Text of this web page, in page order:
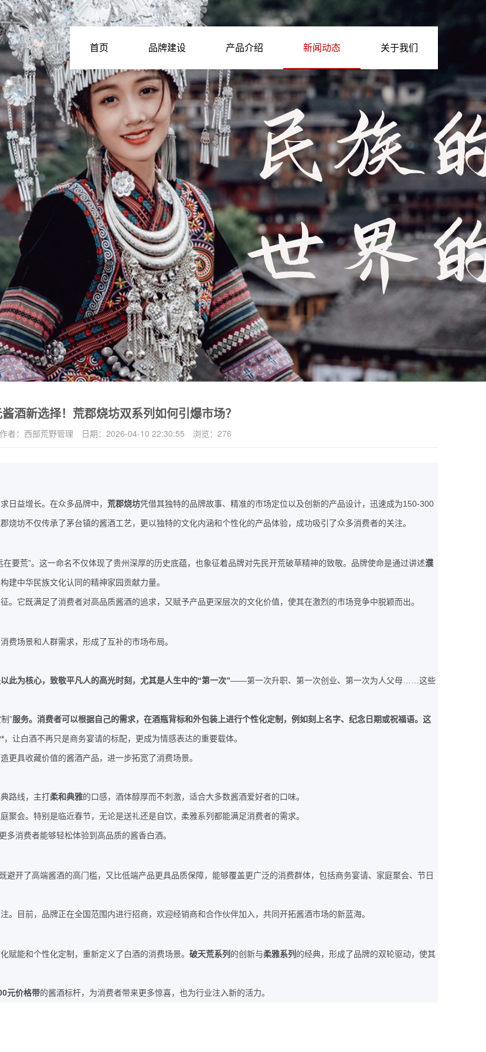
首页 品牌建设 产品介绍 新闻动态 关于我们
酒新选择！荒郡烧坊双系列如何引爆市场？
作者： 西部荒野管理 日期： 2026-04-10 22:30:55 浏览： 276
日益增长。在众多品牌中， 荒郡烧坊凭借其独特的品牌故事、精准的市场定位以及创新的产品设计，迅速成为150-300
坊不仅传承了茅台镇的酱酒工艺，更以独特的文化内涵和个性化的产品体验，成功吸引了众多消费者的关注。
在要荒”。这一命名不仅体现了贵州深厚的历史底蕴，也象征着品牌对先民开荒破草精神的致敬。品牌使命是通过讲述濮
建中华民族文化认同的精神家园贡献力量。
它既满足了消费者对高品质酱酒的追求，又赋予产品更深层次的文化价值，使其在激烈的市场竞争中脱颖而出。
费场景和人群需求，形成了互补的市场布局。
此为核心，致敬平凡人的高光时刻，尤其是人生中的“第一次”——第一次升职、第一次创业、第一次为人父母 这些
”服务。消费者可以根据自己的需求，在酒瓶背标和外包装上进行个性化定制，例如刻上名字、纪念日期或祝福语。这
，让白酒不再只是商务宴请的标配，更成为情感表达的重要载体。
更具收藏价值的酱酒产品，进一步拓宽了消费场景。
路线，主打 柔和典雅的口感，酒体醇厚而不刺激，适合大多数酱酒爱好者的口味。
会。特别是临近春节，无论是送礼还是自饮，柔雅系列都能满足消费者的需求。
多消费者能够轻松体验到高品质的酱香白酒。
避开了高端酱酒的高门槛，又比低端产品更具品质保障，能够覆盖更广泛的消费群体，包括商务宴请、家庭聚会、节日
。目前，品牌正在全国范围内进行招商，欢迎经销商和合作伙伴加入，共同开拓酱酒市场的新蓝海。
赋能和个性化定制，重新定义了白酒的消费场景。 破天荒系列 的创新与柔雅系列 的经典，形成了品牌的双轮驱动，使其
元价格带的酱酒标杆，为消费者带来更多惊喜，也为行业注入新的活力。